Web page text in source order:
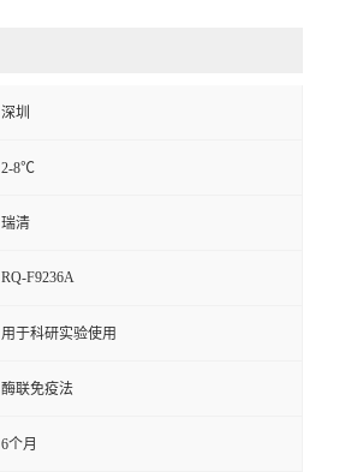
深圳
2-8℃
瑞清
RQ-F9236A
用于科研实验使用
酶联免疫法
6个月